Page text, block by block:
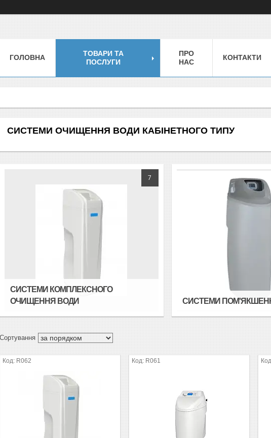
ГОЛОВНА
ТОВАРИ ТА
ПОСЛУГИ
ПРО
НАС
КОНТАКТИ
СИСТЕМИ ОЧИЩЕННЯ ВОДИ КАБІНЕТНОГО ТИПУ
7
СИСТЕМИ КОМПЛЕКСНОГО
ОЧИЩЕННЯ ВОДИ
СИСТЕМИ
R062 R061